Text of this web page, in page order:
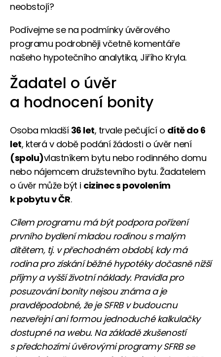
neobstojí?
Podívejme se na podmínky úvěrového
programu podrobněji včetně komentáře
našeho hypotečního analytika, Jiřího Kryla.
Žadatel o úvěr
a hodnocení bonity
Osoba mladší 36 let, trvale pečující o dítě do 6
let, která v době podání žádosti o úvěr není
(spolu)vlastníkem bytu nebo rodinného domu
nebo nájemcem družstevního bytu. Žadatelem
o úvěr může být i cizinec s povolením
k pobytu v ČR.
Cílem programu má být podpora pořízení
prvního bydlení mladou rodinou s malým
dítětem, tj. v přechodném období, kdy má
rodina pro získání běžné hypotéky dočasně nižší
příjmy a vyšší životní náklady. Pravidla pro
posuzování bonity nejsou známa a je
pravděpodobné, že je SFRB v budoucnu
nezveřejní ani formou jednoduché kalkulačky
dostupné na webu. Na základě zkušeností
s předchozími úvěrovými programy SFRB se